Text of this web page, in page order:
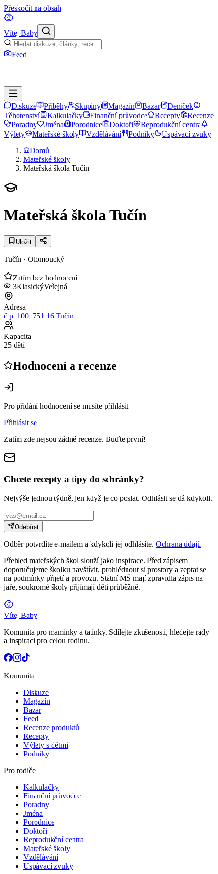
Přeskočit na obsah
Vítej Baby
Feed
Diskuze Příběhy Skupiny Magazín Bazar
Deníček
Těhotenství
Kalkulačky Finanční průvodce Recepty
Recenze
Poradny
Jména Porodnice Doktoři
Reprodukční centra
Výlety
Mateřské školy Vzdělávání Podniky
Uspávací zvuky
Domů
Mateřské školy
Mateřská škola Tučín
Mateřská škola Tučín
Uložit
Tučín · Olomoucký
Zatím bez hodnocení
3KlasickýVeřejná
Adresa
č.p. 100, 751 16 Tučín
Kapacita
25 dětí
Hodnocení a recenze
Pro přidání hodnocení se musíte přihlásit
Přihlásit se
Zatím zde nejsou žádné recenze. Buďte první!
Chcete recepty a tipy do schránky?
Nejvýše jednou týdně, jen když je co poslat. Odhlásit se dá kdykoli.
Odebírat
Odběr potvrdíte e-mailem a kdykoli jej odhlásíte. Ochrana údajů
Přehled mateřských škol slouží jako inspirace. Před zápisem
doporučujeme školku navštívit, prohlédnout si prostory a zeptat se
na podmínky přijetí a provozu. Státní MŠ mají zpravidla zápis na
jaře, soukromé školy přijímají děti průběžně.
Vítej Baby
Komunita pro maminky a tatínky. Sdílejte zkušenosti, hledejte rady
a inspiraci pro celou rodinu.
Komunita
Diskuze
Magazín
Bazar
Feed
Recenze produktů
Recepty
Výlety s dětmi
Podniky
Pro rodiče
Kalkulačky
Finanční průvodce
Poradny
Jména
Porodnice
Doktoři
Reprodukční centra
Mateřské školy
Vzdělávání
Uspávací zvuky